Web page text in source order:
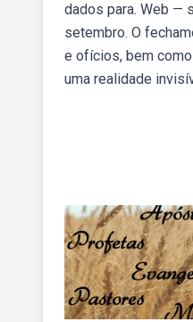
dados para. Web —
setembro. O
e ofícios, bem
uma realidade